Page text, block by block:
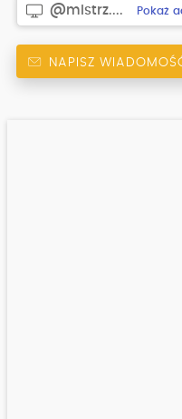
@mistrz.... Pokaż
NAPISZ